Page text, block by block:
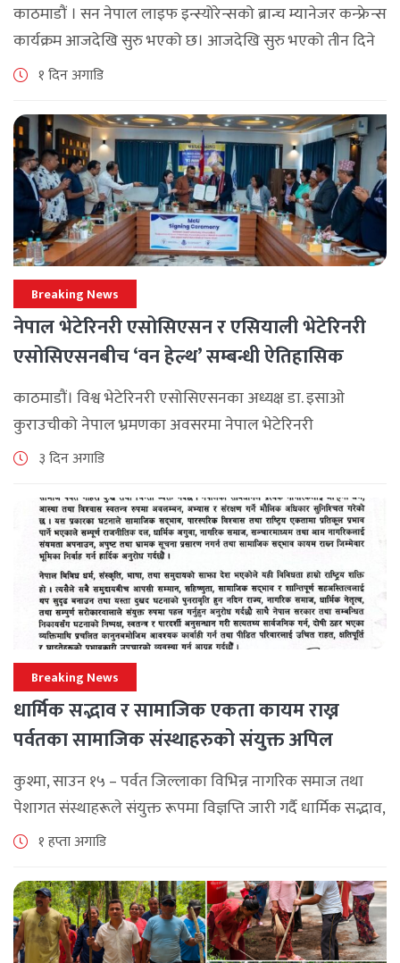
काठमाडौं । सन नेपाल लाइफ इन्स्योरेन्सको ब्रान्च म्यानेजर कन्फ्रेन्स
कार्यक्रम आजदेखि सुरु भएको छ। आजदेखि सुरु भएको तीन दिने
ब्रान्च म्यानेजर कन्फ्रेन्स विभिन्न कार्यक्रमहरुका साथ भब्य साथ
१ दिन अगाडि
Breaking News
नेपाल भेटेरिनरी एसोसिएसन र एसियाली भेटेरिनरी
एसोसिएसनबीच ‘वन हेल्थ’ सम्बन्धी ऐतिहासिक
समझदारी
काठमाडौं। विश्व भेटेरिनरी एसोसिएसनका अध्यक्ष डा. इसाओ
कुराउचीको नेपाल भ्रमणका अवसरमा नेपाल भेटेरिनरी
एसोसिएसनले अन्तर्राष्ट्रिय सहकार्यलाई नयाँ उचाइमा पुर्‍याउँदै
जनाएको छ। भ्रमणका क्रममा विश्व [...]
३ दिन अगाडि
Breaking News
धार्मिक सद्भाव र सामाजिक एकता कायम राख्न
पर्वतका सामाजिक संस्थाहरुको संयुक्त अपिल
कुश्मा, साउन १५ – पर्वत जिल्लाका विभिन्न नागरिक समाज तथा
पेशागत संस्थाहरूले संयुक्त रूपमा विज्ञप्ति जारी गर्दै धार्मिक सद्भाव,
सामाजिक एकता र कानुनी शासन कायम राख्न सबै पक्षलाई संयमता
१ हप्ता अगाडि